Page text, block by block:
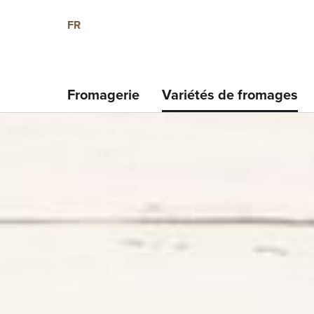
Fromagerie Variétés de fromages
FR